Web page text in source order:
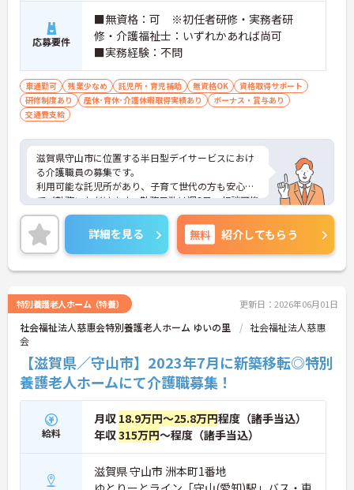
応募要件
■無資格：可 ※初任者研修・実務者研
修・介護福祉士：いずれかあれば尚可
■実務経験：不問
車通勤可 残業少なめ 託児所・育児補助 無資格OK
資格取得サポート
研修制度あり
産休･育休･介護休暇取得実績あり
ボーナス・賞与あり
交通費支給
滋賀県守山市に位置する半日型デイサービスにおけ
る介護職員の募集です。
利用可能な託児所があり、子育て世代の方も安心し
てご勤務いただけます。勤務日数は週2日～相談可能
なので、無理なくプライベートを大切にしながらご
勤務いただけます。
ご興味のある方には、面接対策ポイントなど、さら
に詳細をお話しいたしますのでお気軽にご相談くだ
さい！
詳細を見る 無料 紹介してもらう
特別養護老人ホーム（特養） 更新日：2026年06月01日
社会福祉法人慈惠会特別養護老人ホーム ゆいの里
社会福祉法人慈惠
会
【滋賀県／守山市】2023年7月に新築移転◎特別
養護老人ホームにて介護職募集！
給料
月収 18.9万円～25.8万円程度（諸手当込）
年収315万円～程度（諸手当込）
滋賀県 守山市 洲本町1番地